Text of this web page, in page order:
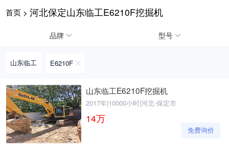
首页 > 河北保定山东临工E6210F挖掘机
品牌 型号
山东临工 E6210F
山东临工E6210F挖掘机
2017年|10000小时|河北-保定市
14万
免费询价
请输入手机号
获
取
验
证
码
请输入手机号
交
表
示
您
同